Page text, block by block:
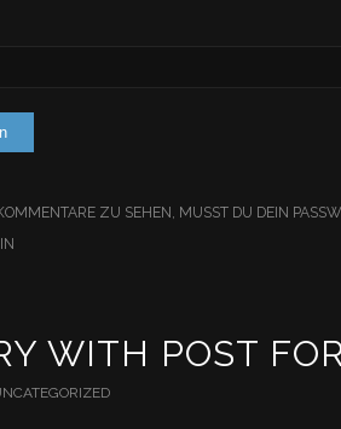
ZU SEHEN, MUSST DU DEIN
WITH POST